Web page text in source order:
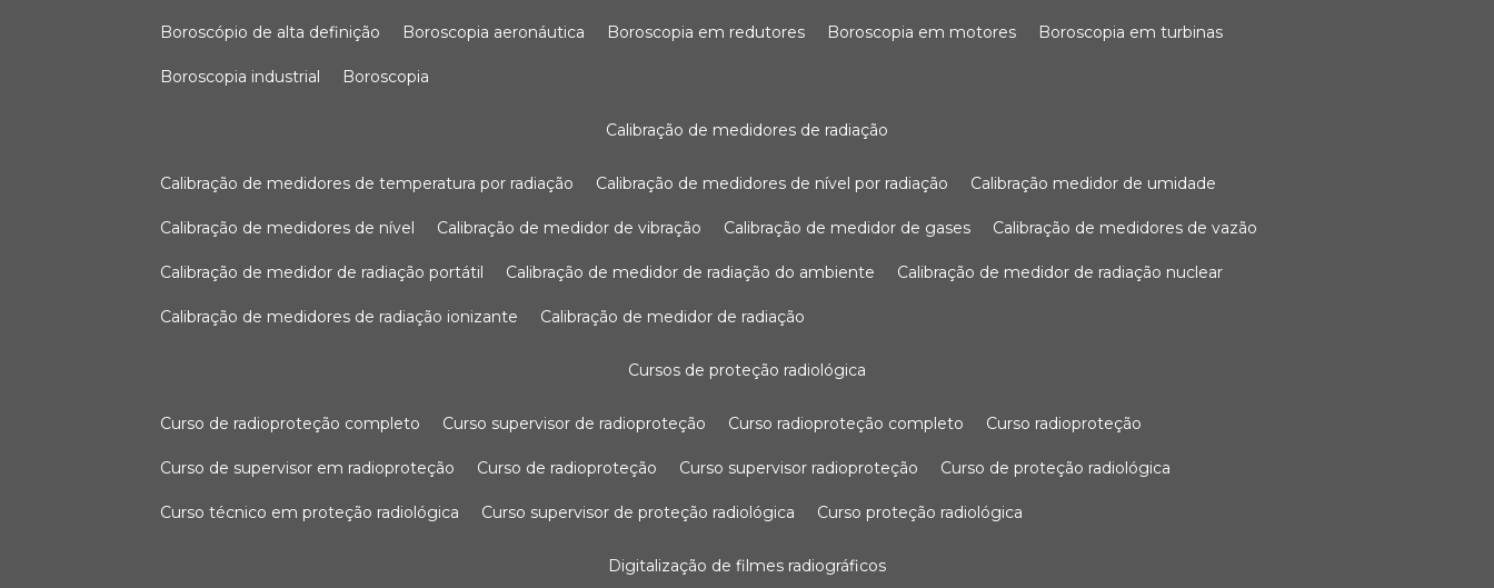
boroscópio de alta definição boroscopia aeronáutica boroscopia em redutores boroscopia em motores boroscopia em turbinas
boroscopia industrial boroscopia
calibração de medidores de radiação
calibração de medidores de temperatura por radiação calibração de medidores de nível por radiação calibração medidor de umidade
calibração de medidores de nível calibração de medidor de vibração calibração de medidor de gases calibração de medidores de vazão
calibração de medidor de radiação portátil calibração de medidor de radiação do ambiente calibração de medidor de radiação nuclear
calibração de medidores de radiação ionizante calibração de medidor de radiação
cursos de proteção radiológica
curso de radioproteção completo curso supervisor de radioproteção curso radioproteção completo curso radioproteção
curso de supervisor em radioproteção curso de radioproteção curso supervisor radioproteção curso de proteção radiológica
curso técnico em proteção radiológica curso supervisor de proteção radiológica curso proteção radiológica
digitalização de filmes radiográficos